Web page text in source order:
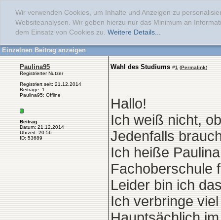
Wir verwenden Cookies, um Inhalte und Anzeigen zu
Websiteanalysen. Wir geben hierzu nur das Minimum an
dem Einsatz von Cookies zu. Weitere Details...
Einzelnen Beitrag anzeigen
Paulina95
Registrierter Nutzer
Registriert seit: 21.12.2014
Beiträge: 1
Paulina95: Offline
Beitrag
Datum: 21.12.2014
Uhrzeit: 20:56
ID: 53689
Wahl des Studiums #1 (Permalink)
Hallo!
Ich weiß nicht,
Jedenfalls
Ich heiße
Fachoberschule
Leider bin ich
Ich verbringe